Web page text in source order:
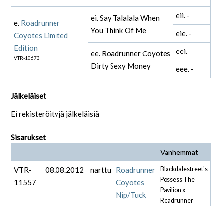
e. Roadrunner
Coyotes Limited
Edition
VTR-10673
ei. Say Talalala When
You Think Of Me
eii. -
eie. -
ee. Roadrunner Coyotes
Dirty Sexy Money
eei. -
eee. -
Jälkeläiset
Ei rekisteröityjä jälkeläisiä
Sisarukset
Vanhemmat
VTR-
11557
08.08.2012 narttu
Roadrunner
Coyotes
Nip/Tuck
Blackdalestreet's
Possess The
Pavilion x
Roadrunner